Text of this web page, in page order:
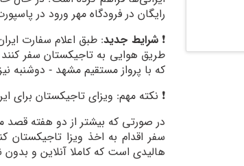
رایگان در فرودگاه مهر ورود در
❗شرایط جدید
که با پرواز مستقیم مشهد - دوشنبه
❗ نکته مهم: ویزای تاجیکستان برای
در صورتی که بیشتر از دو هفته قصد
سفر اقدام به اخذ ویزا تاجیکستان
هالیدی است که کاملا آنلاین و بدون